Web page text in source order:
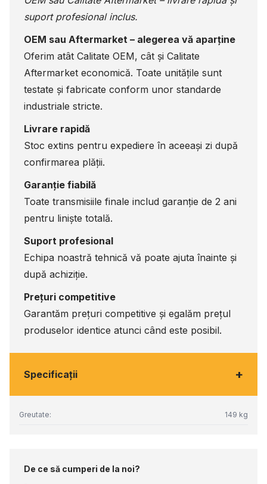
suport profesional inclus.
OEM sau Aftermarket – alegerea vă aparține
Oferim atât Calitate OEM, cât și Calitate
Aftermarket economică. Toate unitățile sunt
testate și fabricate conform unor standarde
industriale stricte.
Livrare rapidă
Stoc extins pentru expediere în aceeași zi după
confirmarea plății.
Garanție fiabilă
Toate transmisiile finale includ garanție de 2 ani
pentru liniște totală.
Suport profesional
Echipa noastră tehnică vă poate ajuta înainte și
după achiziție.
Prețuri competitive
Garantăm prețuri competitive și egalăm prețul
produselor identice atunci când este posibil.
Specificaţii +
Greutate: 149 kg
De ce să cumperi de la noi?